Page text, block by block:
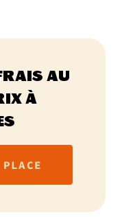
AU
À